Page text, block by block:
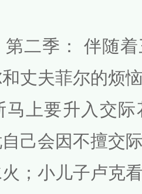
第二季： 伴随
丈夫菲尔的烦
马上要升入交
己会因不擅交
；小儿子卢克